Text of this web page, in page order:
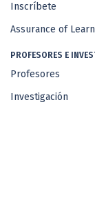
Inscríbete
Assurance of
PROFESORES E
Profesores
Investigación